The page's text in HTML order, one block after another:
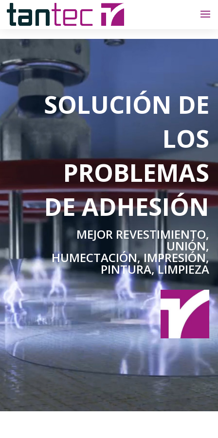
SOLUCIÓN DE
LOS
PROBLEMAS
DE ADHESIÓN
MEJOR REVESTIMIENTO,
UNIÓN,
HUMECTACIÓN, IMPRESIÓN,
PINTURA, LIMPIEZA